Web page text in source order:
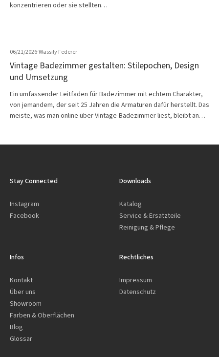
konzentrieren oder sie stellten…
06/21/2026·Wassily Federer
Vintage Badezimmer gestalten: Stilepochen, Design
und Umsetzung
Ein umfassender Leitfaden für Badezimmer mit echtem Charakter,
von jemandem, der seit 25 Jahren die Armaturen dafür herstellt. Das
meiste, was man online über Vintage-Badezimmer liest, bleibt an…
Stay Connected
Instagram
Facebook
Downloads
Katalog
Service & Ersatzteile
Reinigung & Pflege
Infos
Kontakt
Über uns
Showroom
Farben & Oberflächen
Blog
Glossar
Rechtliches
Impressum
Datenschutz